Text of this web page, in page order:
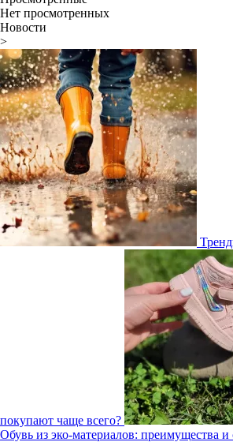
Нет просмотренных
Новости
>
покупают чаще всего?
Обувь из эко-материалов: преимущества